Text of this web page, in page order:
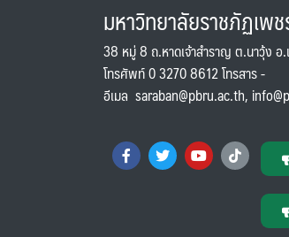
มหาวิทยาลัยราชภัฏเพ
38 หมู่ 8 ถ.หาดเจ้าสำราญ ต.นาวุ้ง อ
โทรศัพท์ 0 3270 8612 โทรสาร -
อีเมล saraban@pbru.ac.th,